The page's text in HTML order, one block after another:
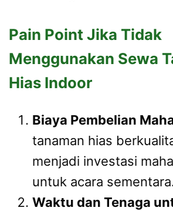
Pain Point Jika Tidak
Menggunakan Sewa
Hias Indoor
Biaya Pembelian
tanaman hias
menjadi investasi
untuk acara
Waktu dan Tenaga